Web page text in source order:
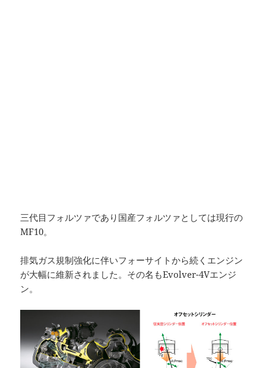
三代目フォルツァであり国産フォルツァとしては現行の
MF10。
排気ガス規制強化に伴いフォーサイトから続くエンジン
が大幅に維新されました。その名もEvolver-4Vエンジ
ン。